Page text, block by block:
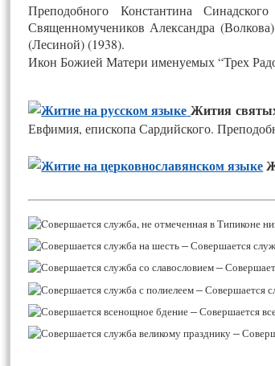
Преподобного Константина
Священномучеников Александра
(Лесиной) (1938).
Икон Божией Матери именуемых “Трех
Жития
Евфимия, епископа Сардийского.
–Совершается
–
–Совершается
–Совершается
–